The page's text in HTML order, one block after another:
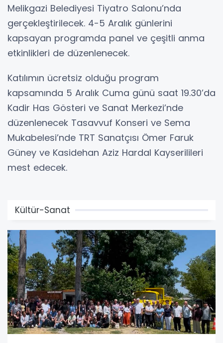
Melikgazi Belediyesi Tiyatro Salonu’nda
gerçekleştirilecek. 4-5 Aralık günlerini
kapsayan programda panel ve çeşitli anma
etkinlikleri de düzenlenecek.
Katılımın ücretsiz olduğu program
kapsamında 5 Aralık Cuma günü saat 19.30’da
Kadir Has Gösteri ve Sanat Merkezi’nde
düzenlenecek Tasavvuf Konseri ve Sema
Mukabelesi’nde TRT Sanatçısı Ömer Faruk
Güney ve Kasidehan Aziz Hardal Kayserilileri
mest edecek.
Kültür-Sanat